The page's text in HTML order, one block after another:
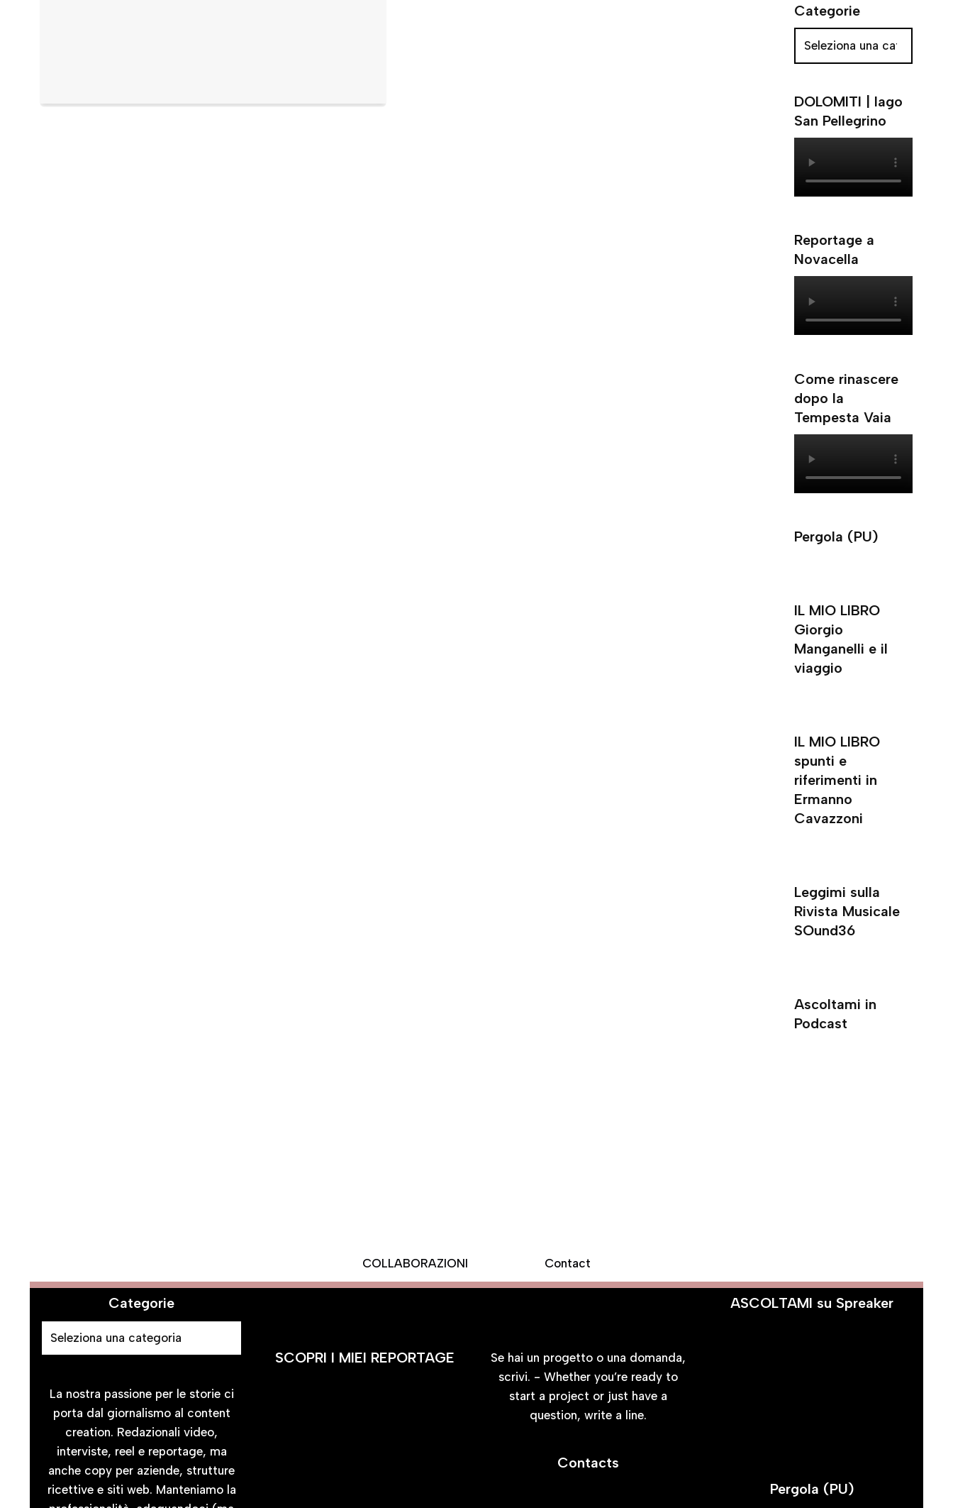
Categorie
DOLOMITI | lago
San Pellegrino
Reportage a
Novacella
Come rinascere
dopo la
Tempesta Vaia
Pergola (PU)
IL MIO LIBRO
Giorgio
Manganelli e il
viaggio
IL MIO LIBRO
spunti e
riferimenti in
Ermanno
Cavazzoni
Leggimi sulla
Rivista Musicale
SOund36
Ascoltami in
Podcast
COLLABORAZIONI Contact
Categorie
La nostra passione per le storie ci
porta dal giornalismo al content
creation. Redazionali video,
interviste, reel e reportage, ma
anche copy per aziende, strutture
ricettive e siti web. Manteniamo la
SCOPRI I MIEI REPORTAGE
Se hai un progetto o una domanda,
scrivi. - Whether you’re ready to
start a project or just have a
question, write a line.
Contacts
ASCOLTAMI su Spreaker
Pergola (PU)